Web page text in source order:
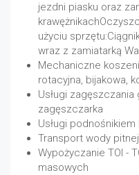
jezdni piasku oraz
użyciu
wraz z zamiatarką
Mechaniczne
rotacyjna, bijakowa,
Usługi zagęszczania
zagęszczarka
Usługi
Transport wody
Wypożyczanie TOI -
masowych